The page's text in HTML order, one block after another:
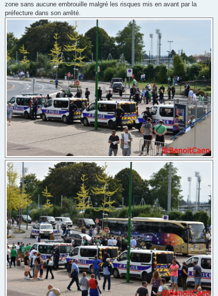
zone sans aucune embrouille malgré les risques mis en avant par la
préfecture dans son arrêté.